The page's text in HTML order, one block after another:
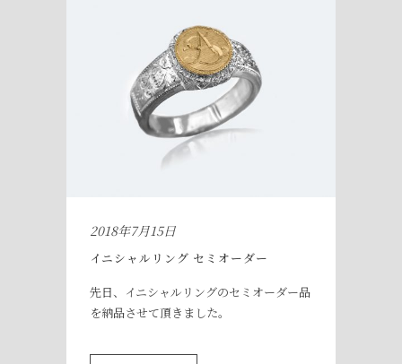
2018年7月15日
イニシャルリング セミオーダー
先日、イニシャルリングのセミオーダー品
を納品させて頂きました。